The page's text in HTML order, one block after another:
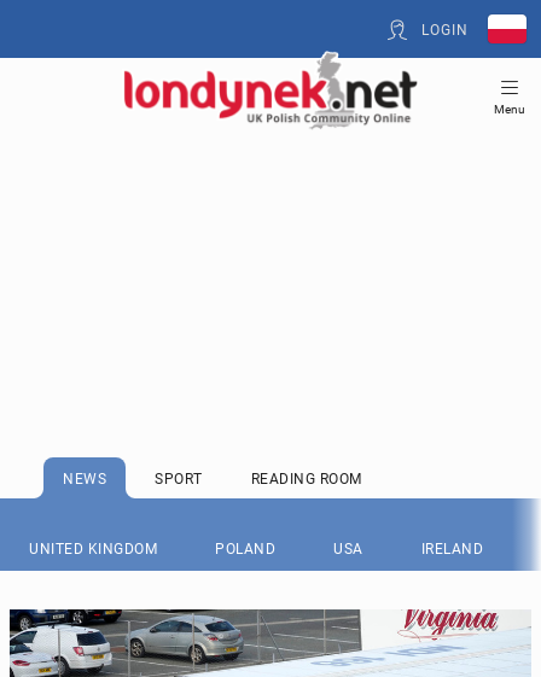
LOGIN
Menu
NEWS SPORT READING ROOM
UNITED KINGDOM POLAND USA IRELAND